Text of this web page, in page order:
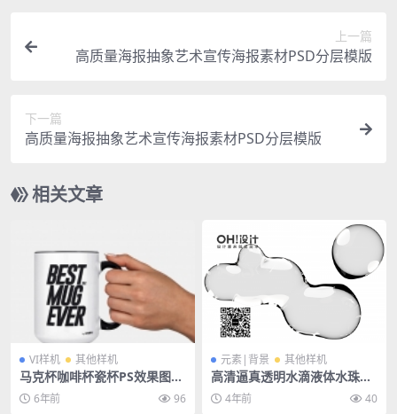
上一篇
高质量海报抽象艺术宣传海报素材PSD分层模版
下一篇
高质量海报抽象艺术宣传海报素材PSD分层模版
相关文章
VI样机 其他样机
马克杯咖啡杯瓷杯PS效果图展
示杯子贴图样机水杯茶杯PSD
模板素材
6年前 96
元素|背景 其他样机
高清逼真透明水滴液体水珠海
报背景底纹png免抠素材
4年前 40